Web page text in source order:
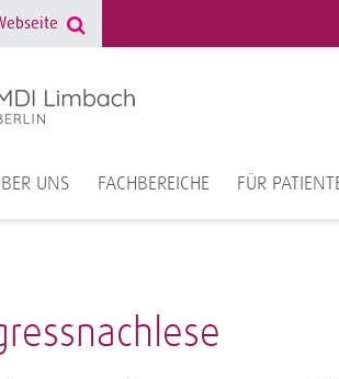
UNS FACHBEREICHE FÜR